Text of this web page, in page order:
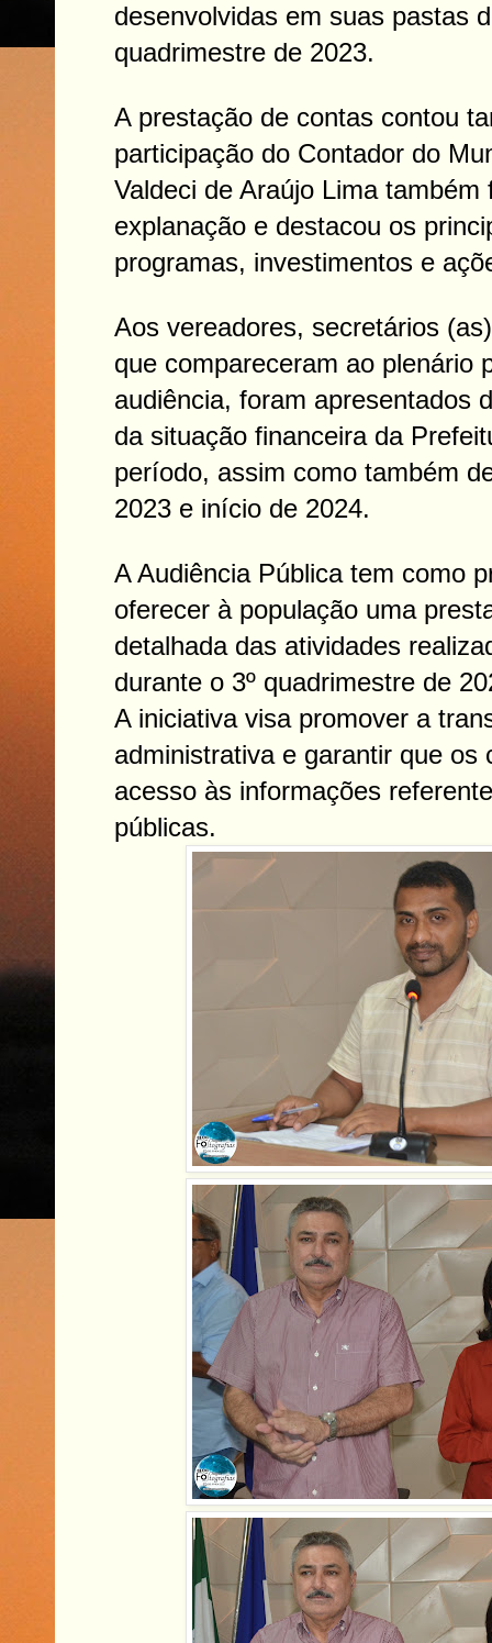
desenvolvidas em suas pastas
quadrimestre de 2023.
A prestação de contas contou
participação do Contador do
Valdeci de Araújo Lima também
explanação e destacou os
programas, investimentos e
Aos vereadores, secretários
que compareceram ao plenário
audiência, foram apresentados
da situação financeira da
período, assim como também
2023 e início de 2024.
A Audiência Pública tem como
oferecer à população uma
detalhada das atividades
durante o 3º quadrimestre de
A iniciativa visa promover a
administrativa e garantir que os
acesso às informações
públicas.